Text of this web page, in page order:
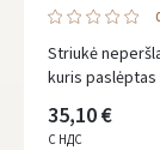
Striukė
kuris
35,10 €
С НДС